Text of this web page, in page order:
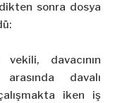
sonra dosya
davacının
davalı
iken iş